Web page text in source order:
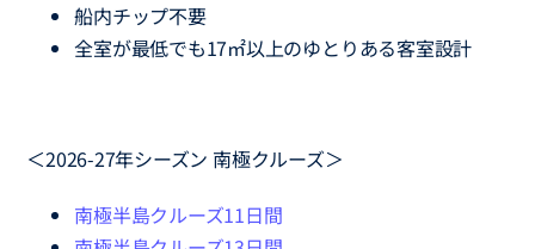
船内チップ不要
全室が最低でも17㎡以上のゆとりある客室設計
＜2026-27年シーズン 南極クルーズ＞
南極半島クルーズ11日間